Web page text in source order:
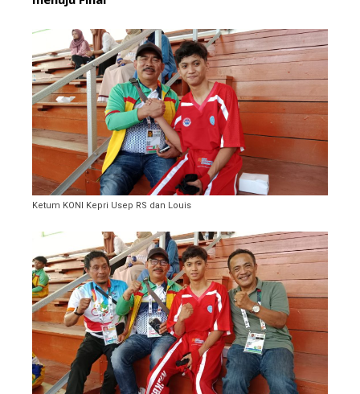
Ketum KONI Kepri Usep RS dan Louis